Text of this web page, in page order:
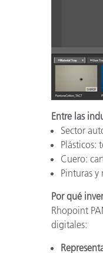
Entre las
Sector
Plásticos:
Cuero:
Pinturas
Por qué
Rhopoint
digitales: